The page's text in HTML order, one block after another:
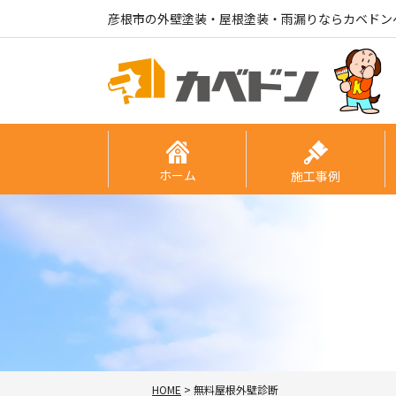
彦根市の外壁塗装・屋根塗装・雨漏りならカベド
ホーム 施工事例
HOME > 無料屋根外壁診断